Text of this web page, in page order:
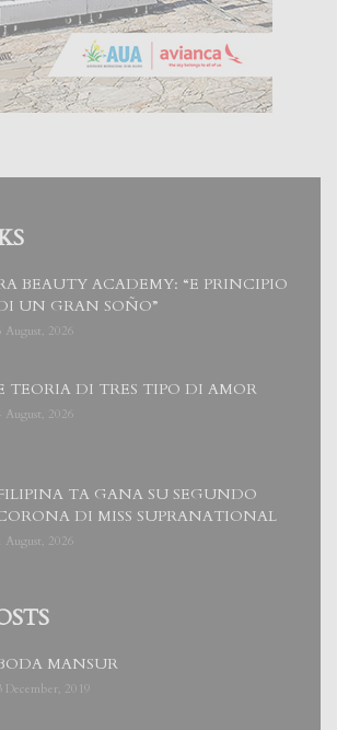
BEAUTY ACADEMY: “E PRINCIPIO
UN GRAN SOÑO”
August, 2026
TEORIA DI TRES TIPO DI AMOR
4 August, 2026
TA GANA SU SEGUNDO
DI MISS SUPRANATIONAL
1 August, 2026
MANSUR
3 December, 2019